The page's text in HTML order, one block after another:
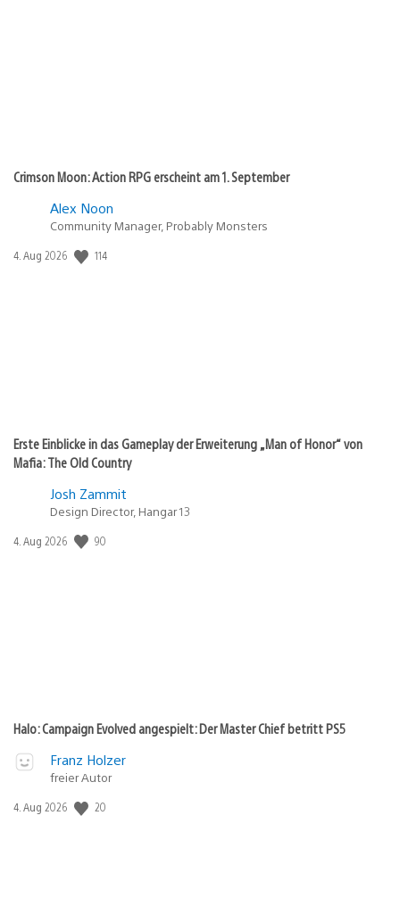
Crimson Moon: Action RPG erscheint am 1. September
Alex Noon
Community Manager, Probably Monsters
Veröffentlichungsdatum:
4. Aug 2026 114
Erste Einblicke in das Gameplay der Erweiterung „Man of Honor“ von
Mafia: The Old Country
Josh Zammit
Design Director, Hangar 13
Veröffentlichungsdatum:
4. Aug 2026 90
Halo: Campaign Evolved angespielt: Der Master Chief betritt PS5
Franz Holzer
freier Autor
Veröffentlichungsdatum:
4. Aug 2026 20